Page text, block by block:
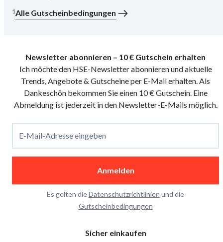
1Alle Gutscheinbedingungen
Newsletter abonnieren – 10 € Gutschein erhalten
Ich möchte den HSE-Newsletter abonnieren und aktuelle
Trends, Angebote & Gutscheine per E-Mail erhalten. Als
Dankeschön bekommen Sie einen 10 € Gutschein. Eine
Abmeldung ist jederzeit in den Newsletter-E-Mails möglich.
E-Mail-Adresse eingeben
Anmelden
Es gelten dieDatenschutzrichtlinien und die
Gutscheinbedingungen
Sicher einkaufen